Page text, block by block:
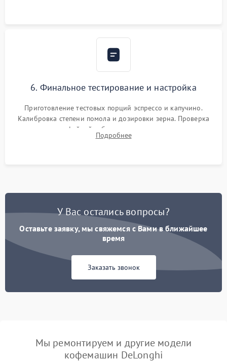
6. Финальное тестирование и настройка
Приготовление тестовых порций эспрессо и капучино.
Калибровка степени помола и дозировки зерна. Проверка
плотности кофейной таблетки, температуры напитка и
качества молочной пены. Контроль отсутствия посторонних
Подробнее
У Вас остались вопросы?
Оставьте заявку, мы свяжемся с Вами в ближайшее
время
Заказать звонок
Мы ремонтируем и другие модели
кофемашин DeLonghi